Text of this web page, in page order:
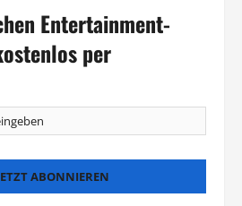
Entertainment-
per